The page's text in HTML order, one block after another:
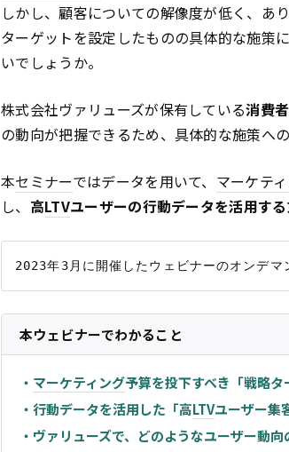
しかし、顧客についての解像度が低く、あ
ターゲットを設定したものの具体的な施策
いでしょうか。
株式会社ヴァリューズが保有している消費
の動向が把握できるため、具体的な施策へ
本セミナーではデータを用いて、 マーケテ
し、 高LTVユーザーの行動データを活用す
本ウェビナーでわかること
・ マーケティング予算を投下すべき「戦略タ
・行動データを活用した「高LTVユーザー集
・ヴァリューズで、どのようなユーザー動